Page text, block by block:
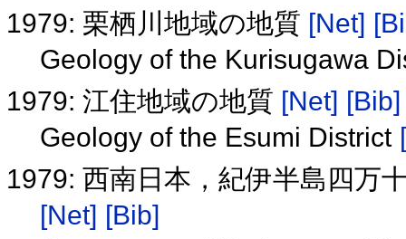
1979: 栗栖川地域の地質 [Net]
Geology of the Kurisugawa
1979: 江住地域の地質 [Net] [Bib]
Geology of the Esumi District
1979: 西南日本，紀伊半島四万
[Net] [Bib]